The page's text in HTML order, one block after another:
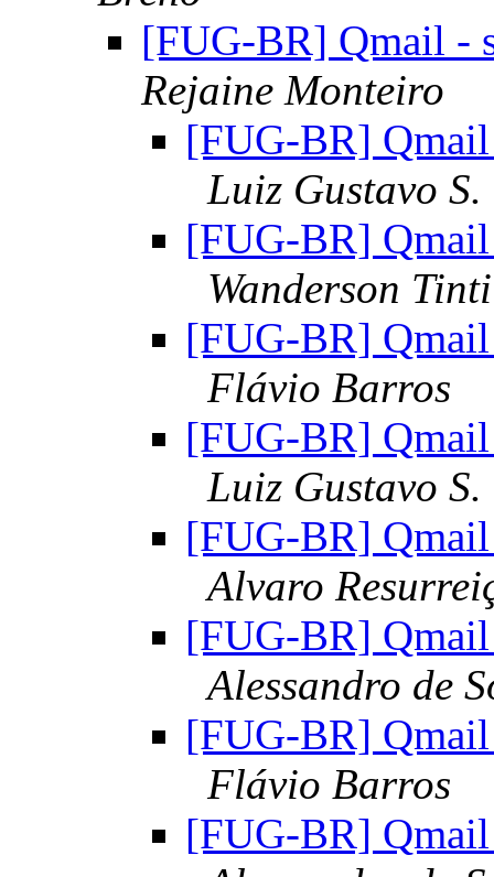
[FUG-BR] Qmail -
Rejaine Monteiro
[FUG-BR] Qmail
Luiz Gustavo S.
[FUG-BR] Qmail
Wanderson Tinti
[FUG-BR] Qmail
Flávio Barros
[FUG-BR] Qmail
Luiz Gustavo S.
[FUG-BR] Qmail
Alvaro
[FUG-BR] Qmail
Alessandro de
[FUG-BR] Qmail
Flávio Barros
[FUG-BR] Qmail